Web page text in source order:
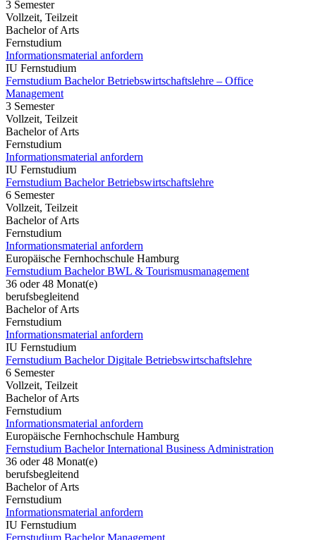
3 Semester
Vollzeit, Teilzeit
Bachelor of Arts
Fernstudium
Informationsmaterial anfordern
IU Fernstudium
Fernstudium Bachelor Betriebswirtschaftslehre – Office
Management
3 Semester
Vollzeit, Teilzeit
Bachelor of Arts
Fernstudium
Informationsmaterial anfordern
IU Fernstudium
Fernstudium Bachelor Betriebswirtschaftslehre
6 Semester
Vollzeit, Teilzeit
Bachelor of Arts
Fernstudium
Informationsmaterial anfordern
Europäische Fernhochschule Hamburg
Fernstudium Bachelor BWL & Tourismusmanagement
36 oder 48 Monat(e)
berufsbegleitend
Bachelor of Arts
Fernstudium
Informationsmaterial anfordern
IU Fernstudium
Fernstudium Bachelor Digitale Betriebswirtschaftslehre
6 Semester
Vollzeit, Teilzeit
Bachelor of Arts
Fernstudium
Informationsmaterial anfordern
Europäische Fernhochschule Hamburg
Fernstudium Bachelor International Business Administration
36 oder 48 Monat(e)
berufsbegleitend
Bachelor of Arts
Fernstudium
Informationsmaterial anfordern
IU Fernstudium
Fernstudium Bachelor Management